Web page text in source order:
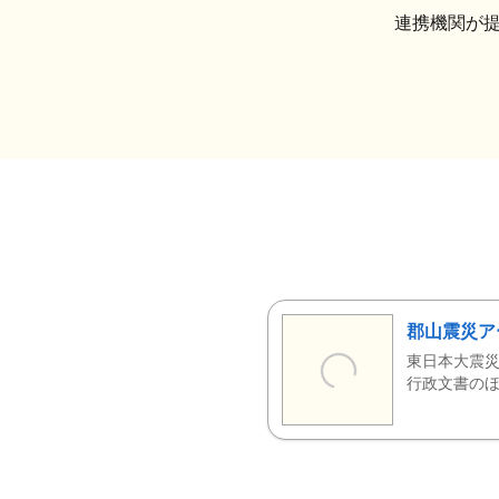
連携機関が
郡山震災
東日本大震
行政文書の